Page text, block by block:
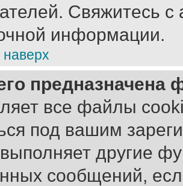
Свяжитесь
информации.
наверх
предназначена
все файлы
под вашим
другие
сообщений,